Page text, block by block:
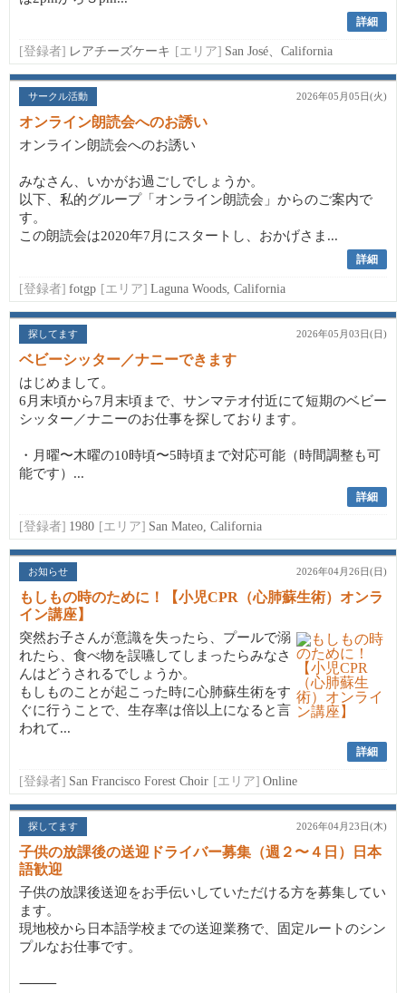
詳細
[登録者] レアチーズケーキ [エリア] San José、California
サークル活動 2026年05月05日(火)
オンライン朗読会へのお誘い
オンライン朗読会へのお誘い
みなさん、いかがお過ごしでしょうか。
以下、私的グループ「オンライン朗読会」からのご案内で
す。
この朗読会は2020年7月にスタートし、おかげさま...
詳細
[登録者] fotgp [エリア] Laguna Woods, California
探してます 2026年05月03日(日)
ベビーシッター／ナニーできます
はじめまして。
6月末頃から7月末頃まで、サンマテオ付近にて短期のベビー
シッター／ナニーのお仕事を探しております。
・月曜〜木曜の10時頃〜5時頃まで対応可能（時間調整も可
能です）...
詳細
[登録者] 1980 [エリア] San Mateo, California
お知らせ 2026年04月26日(日)
もしもの時のために！【小児CPR（心肺蘇生術）オンラ
イン講座】
突然お子さんが意識を失ったら、プールで溺
れたら、食べ物を誤嚥してしまったらみなさ
んはどうされるでしょうか。
もしものことが起こった時に心肺蘇生術をす
ぐに行うことで、生存率は倍以上になると言
われて...
詳細
[登録者] San Francisco Forest Choir [エリア] Online
探してます 2026年04月23日(木)
子供の放課後の送迎ドライバー募集（週２〜４日）日本
語歓迎
子供の放課後送迎をお手伝いしていただける方を募集してい
ます。
現地校から日本語学校までの送迎業務で、固定ルートのシン
プルなお仕事です。
⸻